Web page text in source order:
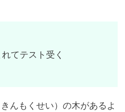
てテスト受く
んもくせい）の木があるよ